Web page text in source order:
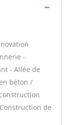
-
- Allée de
béton /
de